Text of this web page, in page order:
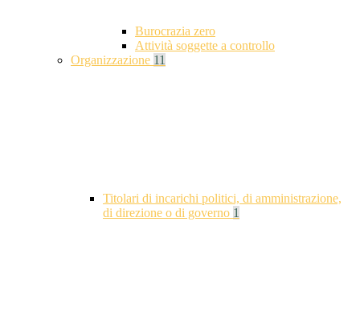
Burocrazia zero
Attività soggette a controllo
Organizzazione 11
Titolari di incarichi politici, di amministrazione,
di direzione o di governo 1